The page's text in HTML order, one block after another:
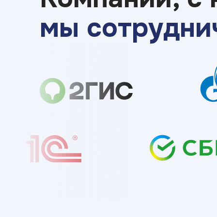
мы